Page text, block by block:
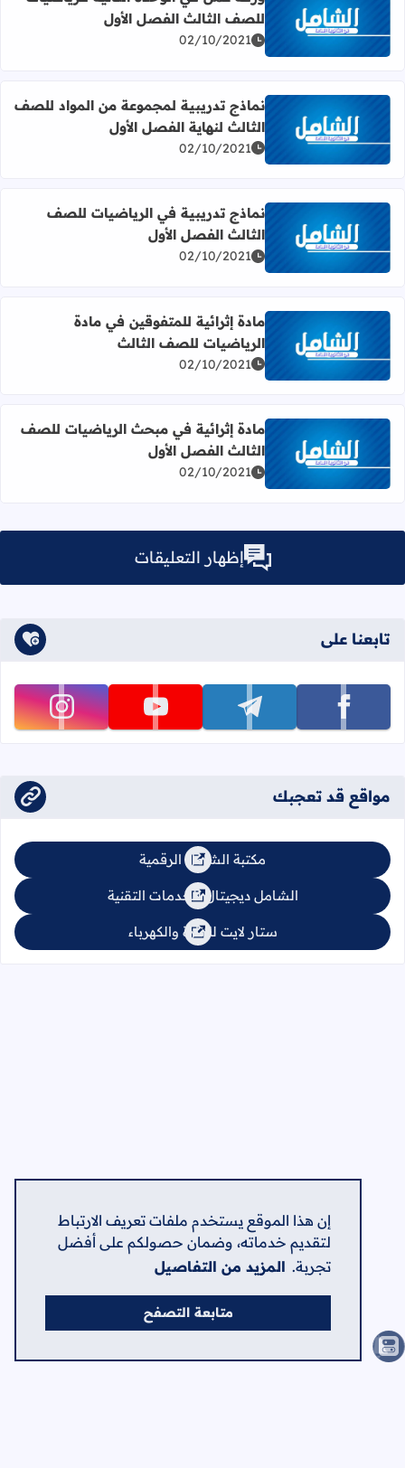
إن هذا الموقع يستخدم ملفات تعريف الارتباط
لتقديم خدماته، وضمان حصولكم على أفضل
تجربة. المزيد من التفاصيل
متابعة التصفح
اقرأ المزيد عن ورقة عمل في الوحدة الثانية للرياضيات للصف
للصف الثالث الفصل الأول
02/10/2021
اقرأ المزيد عن نماذج تدريبية لمجموعة من المواد للصف
نماذج تدريبية لمجموعة من المواد للصف
الثالث لنهاية الفصل الأول
02/10/2021
اقرأ المزيد عن نماذج تدريبية في الرياضيات للصف الثالث
نماذج تدريبية في الرياضيات للصف
الثالث الفصل الأول
02/10/2021
اقرأ المزيد عن مادة إثرائية للمتفوقين في مادة الرياضيات
مادة إثرائية للمتفوقين في مادة
الرياضيات للصف الثالث
02/10/2021
اقرأ المزيد عن مادة إثرائية في مبحث الرياضيات للصف
مادة إثرائية في مبحث الرياضيات للصف
الثالث الفصل الأول
02/10/2021
إظهار التعليقات
تابعنا على
تابعنا على facebook تابعنا على telegram تابعنا على youtube تابعنا على instagram
مواقع قد تعجبك
مكتبة الشامل الرقمية
الشامل ديجيتال للخدمات التقنية
ستار لايت للإنارة والكهرباء